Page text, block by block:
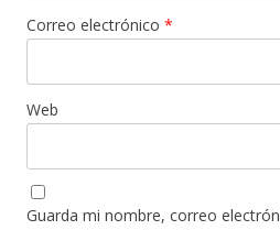
Correo electrónico *
Web
Guarda mi nombre, correo